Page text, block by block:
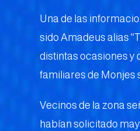
Una de las
sido Amadeus alias
distintas ocasiones y
familiares de Monjes
Vecinos de la zona
habían solicitado